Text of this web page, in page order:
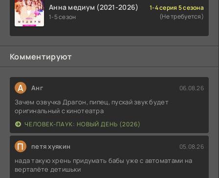
Анна медиум (2021-2026)
1-5 сезон
1-4 серия 5 сезона
(Не требуется)
Комментируют
А Анг 06.08.26
Зачем озвучка Драгон, пипец, пускай звук будет
оригинальный с кинотеатра
ЧЕЛОВЕК-ПАУК: НОВЫЙ ДЕНЬ (2026)
П петя хуякин 05.08.26
нада такую хрень придумать бабы уже с автоматами на
верталёте детишьки